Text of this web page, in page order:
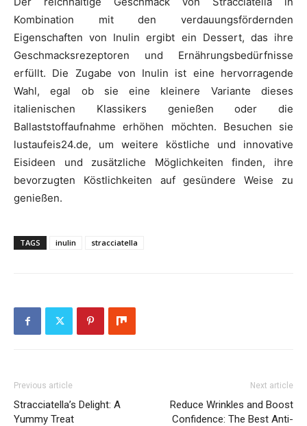
Kombination mit den verdauungsfördernden
Eigenschaften von Inulin ergibt ein Dessert, das ihre
Geschmacksrezeptoren und Ernährungsbedürfnisse
erfüllt. Die Zugabe von Inulin ist eine hervorragende
Wahl, egal ob sie eine kleinere Variante dieses
italienischen Klassikers genießen oder die
Ballaststoffaufnahme erhöhen möchten. Besuchen sie
lustaufeis24.de, um weitere köstliche und innovative
Eisideen und zusätzliche Möglichkeiten finden, ihre
bevorzugten Köstlichkeiten auf gesündere Weise zu
genießen.
TAGS inulin stracciatella
Previous article
Stracciatella’s Delight: A
Yummy Treat
Next article
Reduce Wrinkles and Boost
Confidence: The Best Anti-